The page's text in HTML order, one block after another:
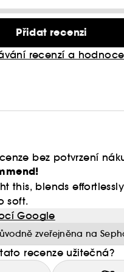
Přidat recenzi
recenzí a
bez potvrzení
this, blends
soft.
Google
zveřejněna na
recenze užitečná?